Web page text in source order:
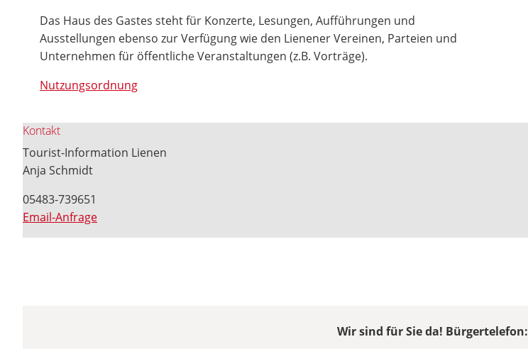
Das Haus des Gastes steht für Konzerte, Lesungen, Aufführungen und
Ausstellungen ebenso zur Verfügung wie den Lienener Vereinen, Parteien und
Unternehmen für öffentliche Veranstaltungen (z.B. Vorträge).
Nutzungsordnung
Kontakt
Tourist-Information Lienen
Anja Schmidt
05483-739651
Email-Anfrage
Wir sind für Sie da! Bürgertelefon: